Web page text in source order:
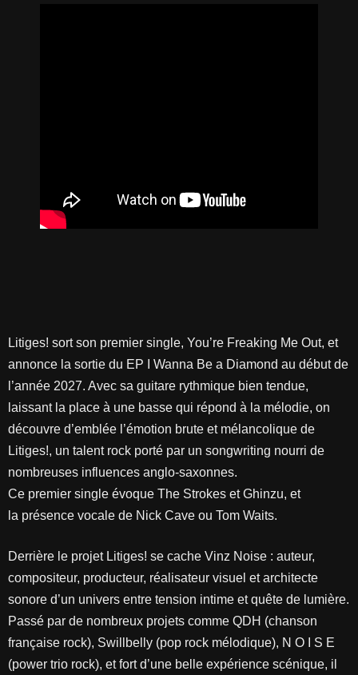
Litiges! sort son premier single, You’re Freaking Me Out, et
annonce la sortie du EP I Wanna Be a Diamond au début de
l’année 2027. Avec sa guitare rythmique bien tendue,
laissant la place à une basse qui répond à la mélodie, on
découvre d’emblée l’émotion brute et mélancolique de
Litiges!, un talent rock porté par un songwriting nourri de
nombreuses influences anglo-saxonnes.
Ce premier single évoque The Strokes et Ghinzu, et
la présence vocale de Nick Cave ou Tom Waits.
Derrière le projet Litiges! se cache Vinz Noise : auteur,
compositeur, producteur, réalisateur visuel et architecte
sonore d’un univers entre tension intime et quête de lumière.
Passé par de nombreux projets comme QDH (chanson
française rock), Swillbelly (pop rock mélodique), N O I S E
(power trio rock), et fort d’une belle expérience scénique, il